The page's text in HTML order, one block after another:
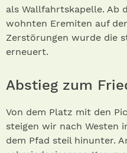
als Wallfahrtskapelle. Ab
wohnten Eremiten auf
Zerstörungen wurde die
erneuert.
Abstieg zum
Von dem Platz mit den
steigen wir nach Westen
dem Pfad steil hinunter.